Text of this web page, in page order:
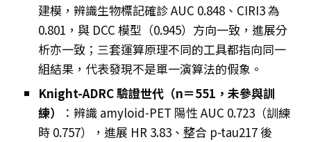
建模，辨識生物標記確診 AUC 0.848、CIRI3 為
0.801，與 DCC 模型（0.945）方向一致，進展分
析亦一致；三套運算原理不同的工具都指向同一
組結果，代表發現不是單一演算法的假象。
Knight-ADRC 驗證世代（n＝551，未參與訓
練）
：辨識 amyloid-PET 陽性 AUC 0.723（訓練
時 0.757），進展 HR 3.83、整合 p-tau217 後